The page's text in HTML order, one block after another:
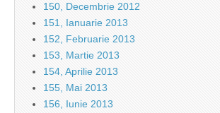
150, Decembrie 2012
151, Ianuarie 2013
152, Februarie 2013
153, Martie 2013
154, Aprilie 2013
155, Mai 2013
156, Iunie 2013